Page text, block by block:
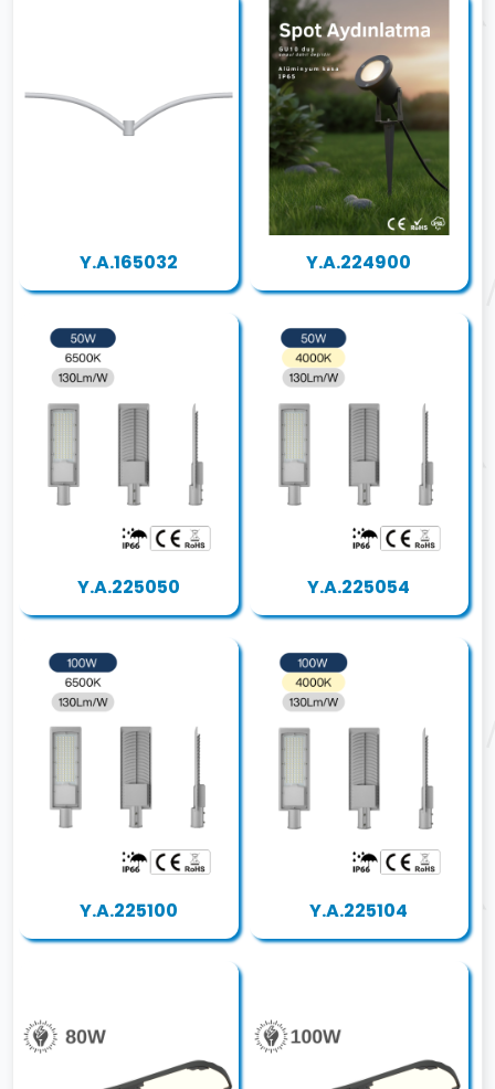
Y.A.165032 Y.A.224900
Y.A.225050 Y.A.225054
Y.A.225100 Y.A.225104